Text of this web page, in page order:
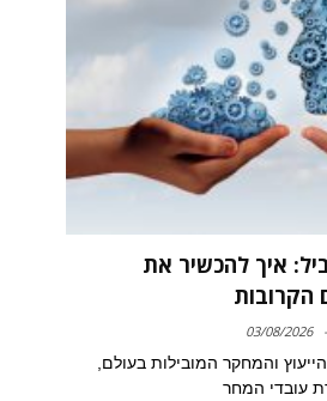
איך להכשיר את
הקרובות
-
03/08/2026
והמחקר המובילות בעולם,
עובדי המחר